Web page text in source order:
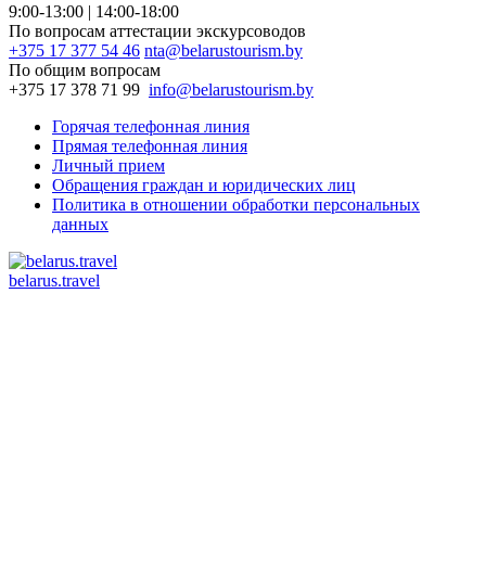
9:00-13:00 | 14:00-18:00
По вопросам аттестации экскурсоводов
+375 17 377 54 46 nta@belarustourism.by
По общим вопросам
+375 17 378 71 99 info@belarustourism.by
Горячая телефонная линия
Прямая телефонная линия
Личный прием
Обращения граждан и юридических лиц
Политика в отношении обработки персональных
данных
belarus.travel